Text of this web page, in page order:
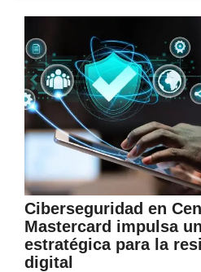
Ciberseguridad en
Mastercard impulsa
estratégica para la
digital